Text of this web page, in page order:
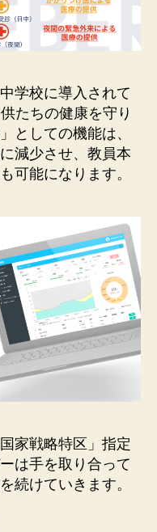
学校に導入されて
たちの健康を守り
としての機能は、
減少させ、教員本
可能になります。
家戦略特区」指定
は手を取り合って
続けていきます。